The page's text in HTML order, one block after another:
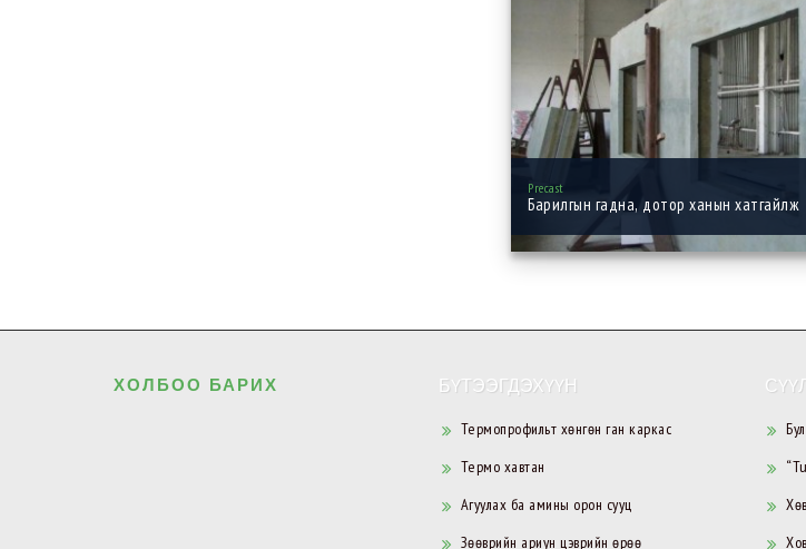
Precast
Барилгын гадна, дотор ханын хатгайлж
ХОЛБОО БАРИХ БҮТЭЭГДЭХҮҮН
Термопрофильт хөнгөн ган каркас
Термо хавтан
Агуулах ба амины орон сууц
Зөөврийн ариун цэврийн өрөө